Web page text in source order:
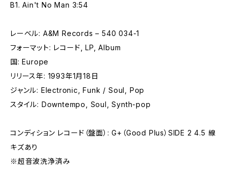
B1. Ain't No Man 3:54
レーベル: A&M Records – 540 034-1
フォーマット: レコード, LP, Album
国: Europe
リリース年: 1993年1月18日
ジャンル: Electronic, Funk / Soul, Pop
スタイル: Downtempo, Soul, Synth-pop
コンディション レコード（盤面）: G+（Good Plus）SIDE 2 4.5 線
キズあり
※超音波洗浄済み